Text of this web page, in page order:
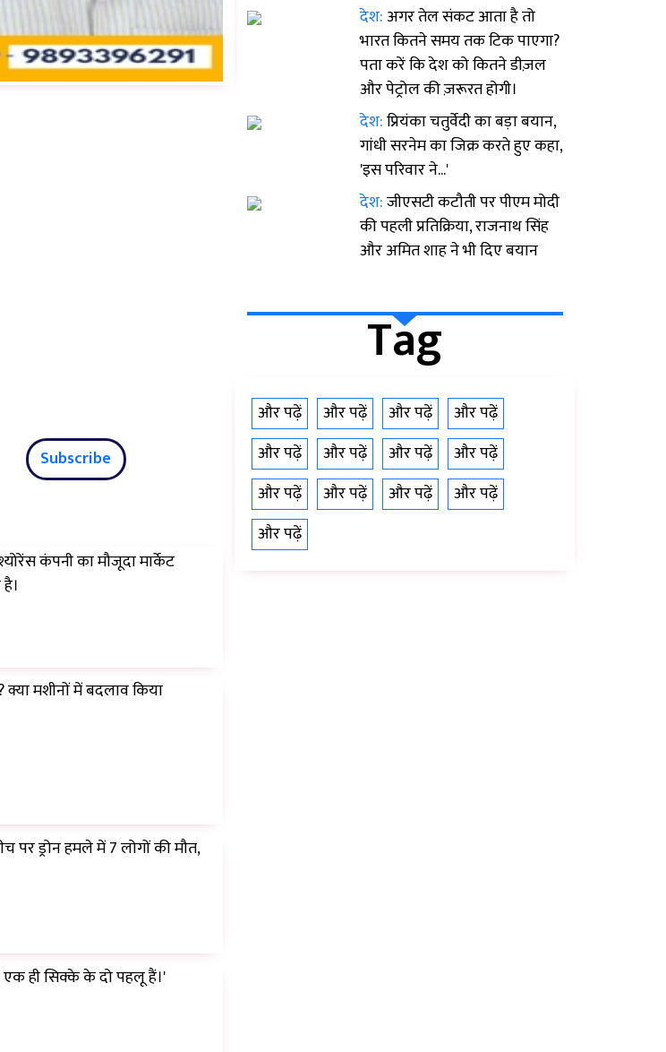
Subscribe
कंपनी का मौजूदा मार्केट
मशीनों में बदलाव किया
पर ड्रोन हमले में 7 लोगों की मौत,
ही सिक्के के दो पहलू हैं।'
देश: अगर तेल संकट आता है तो
भारत कितने समय तक टिक पाएगा?
पता करें कि देश को कितने डीज़ल
और पेट्रोल की ज़रूरत होगी।
देश:प्रियंका चतुर्वेदी का बड़ा बयान,
गांधी सरनेम का जिक्र करते हुए कहा,
'इस परिवार ने...'
देश:जीएसटी कटौती पर पीएम मोदी
की पहली प्रतिक्रिया, राजनाथ सिंह
और अमित शाह ने भी दिए बयान
Tag
और पढ़ें और पढ़ें और पढ़ें
और पढ़ें
और पढ़ें
और पढ़ें और पढ़ें
और पढ़ें
और पढ़ें
और पढ़ें और पढ़ें
और पढ़ें
और पढ़ें